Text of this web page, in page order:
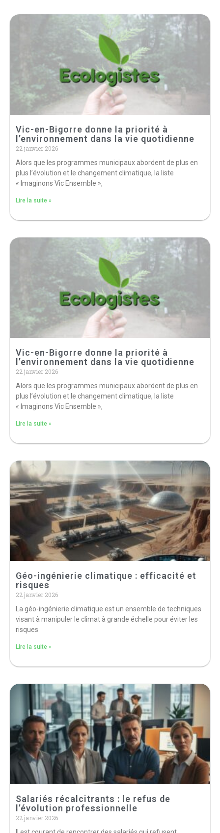
Vic-en-Bigorre donne la priorité à
l’environnement dans la vie quotidienne
22 janvier 2026
Alors que les programmes municipaux abordent de plus en
plus l’évolution et le changement climatique, la liste
« Imaginons Vic Ensemble »,
Lire la suite »
Vic-en-Bigorre donne la priorité à
l’environnement dans la vie quotidienne
22 janvier 2026
Alors que les programmes municipaux abordent de plus en
plus l’évolution et le changement climatique, la liste
« Imaginons Vic Ensemble »,
Lire la suite »
Géo-ingénierie climatique : efficacité et
risques
22 janvier 2026
La géo-ingénierie climatique est un ensemble de techniques
visant à manipuler le climat à grande échelle pour éviter les
risques
Lire la suite »
Salariés récalcitrants : le refus de
l’évolution professionnelle
22 janvier 2026